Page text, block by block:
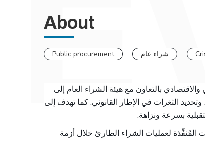
About
Public procurement شراء عام
بالتعاون مع هيئة الشراء العام إلى
التجارب الفعلية في تطبيق قانون الشراء العام رقم 244، وتحديد الثغرات في الإطار القانوني. كما تهدف إلى
بسرعة ونزاهة.
لعمليات الشراء الطارئ خلال أزمة